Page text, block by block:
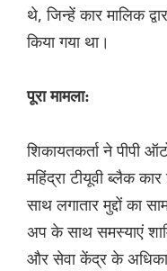
थे, जिन्हें कार मालिक
किया गया था।
पूरा मामला:
शिकायतकर्ता ने पीपी
महिंद्रा टीयूवी ब्लैक
साथ लगातार मुद्दों का
अप के साथ समस्याएं
और सेवा केंद्र के